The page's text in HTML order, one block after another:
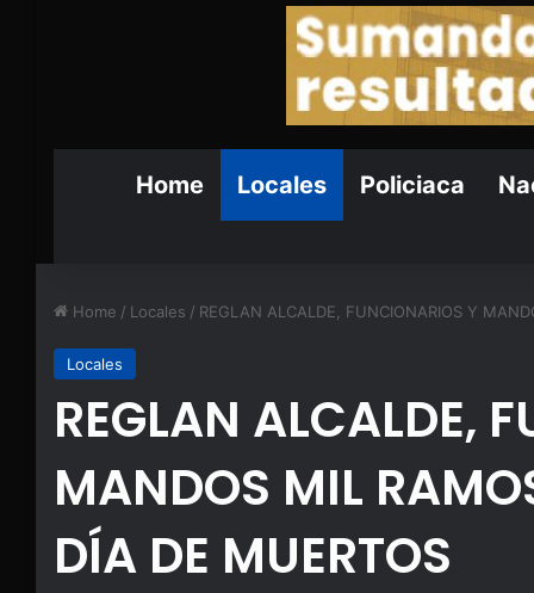
Home Locales Policiaca
Home / Locales / REGLAN ALCALDE, FUNCIONARIOS Y
Locales
REGLAN ALCALDE,
MANDOS MIL
DÍA DE MUERTOS